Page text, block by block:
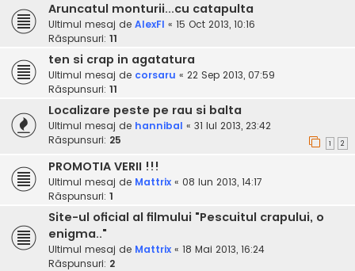
Aruncatul monturii...cu catapulta
Ultimul mesaj de AlexFI « 15 Oct 2013, 10:16
Răspunsuri: 11
ten si crap in agatatura
Ultimul mesaj de corsaru « 22 Sep 2013, 07:59
Răspunsuri: 11
Localizare peste pe rau si balta
Ultimul mesaj de hannibal « 31 Iul 2013, 23:42
Răspunsuri: 25 1 2
PROMOTIA VERII !!!
Ultimul mesaj de Mattrix « 08 Iun 2013, 14:17
Răspunsuri: 1
Site-ul oficial al filmului "Pescuitul crapului, o
enigma.."
Ultimul mesaj de Mattrix « 18 Mai 2013, 16:24
Răspunsuri: 2